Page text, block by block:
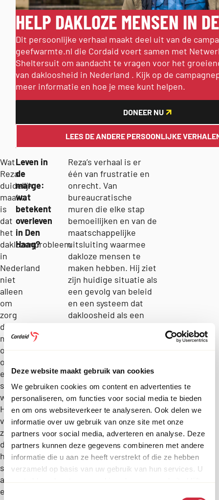
Deze website maakt gebruik van cookies
We gebruiken cookies om content en advertenties te
personaliseren, om functies voor social media te bieden
en om ons websiteverkeer te analyseren. Ook delen we
informatie over uw gebruik van onze site met onze
partners voor social media, adverteren en analyse. Deze
partners kunnen deze gegevens combineren met andere
informatie die u aan ze heeft verstrekt of die ze hebben
verzameld op basis van uw gebruik van hun services. U
Toestemmingsselectie
HELP DAKLOZE MENSEN IN
Dit persoonlijke verhaal maakt deel uit van de
geefwarmte.nl die Cordaid voert samen met
Sheltersuit om aandacht te vragen voor het
van dakloosheid in Nederland . Kijk op de
meer informatie en hoe je mee kunt helpen.
DONEER NU
LEES DE ANDERE PERSOONLIJKE
Wat
Reza
duidelijk
maakt,
is
dat
het
daklozenprobleem
in
Nederland
niet
alleen
om
zorg
draait
maar
ook
om
een
structureel
woningtekort.
Hij
voelt
zich
door
het
systeem
als
een
Leven in
de
marge:
wat
betekent
overleven
in Den
Haag?
Reza’s verhaal is er
één van frustratie en
onrecht. Van
bureaucratische
muren die elke stap
bemoeilijken en van de
maatschappelijke
uitsluiting waarmee
dakloze mensen te
maken hebben. Hij ziet
zijn huidige situatie als
een gevolg van beleid
en een systeem dat
dakloosheid als een
maatschappij is
simpel: “Begrijp dat wij
ook mensen zijn met
waardigheid, en dat
veel van ons hier niet
voor kiezen. We willen
allemaal ergens bij
horen.”